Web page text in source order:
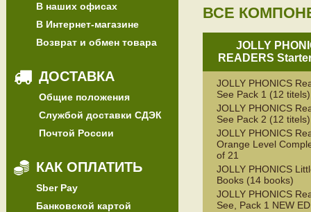
В наших офисах
В Интернет-магазине
Возврат и обмен товара
ДОСТАВКА
Общие положения
Службой доставки СДЭК
Почтой России
КАК ОПЛАТИТЬ
Sber Pay
Банковской картой
ВСЕ
JOLLY
READERS
JOLLY PHONICS
See Pack 1 (12 titels)
JOLLY PHONICS
See Pack 2 (12 titels)
JOLLY PHONICS
Orange Level
of 21
JOLLY PHONICS
Books (14 books)
JOLLY PHONICS
See, Pack 1 NEW